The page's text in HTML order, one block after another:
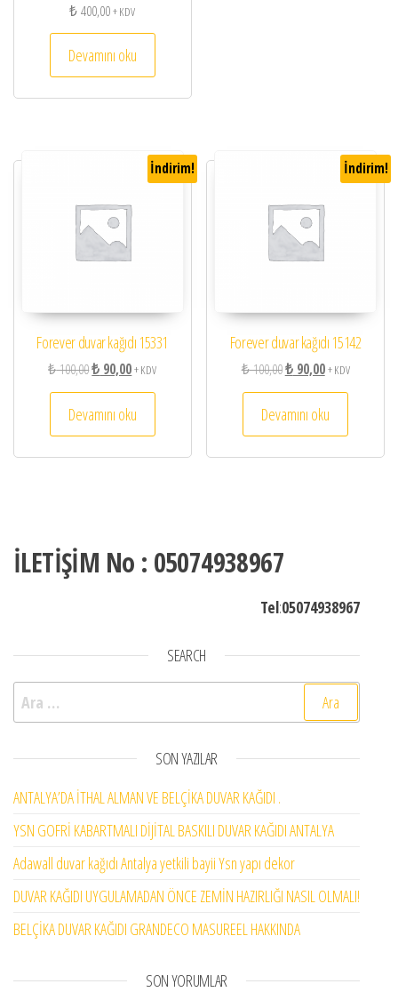
₺400,00+ KDV
Devamını oku
İndirim!
Forever duvar kağıdı 15331
₺100,00Orijinal fiyat: ₺ 100,00.
₺ 90,00Şu andaki fiyat: ₺ 90,00.
+ KDV
Devamını oku
İndirim!
Forever duvar kağıdı 15142
₺100,00Orijinal fiyat: ₺ 100,00.
₺90,00Şu andaki fiyat:
+ KDV
Devamını oku
İLETİŞİM No : 05074938967
Tel:05074938967
SEARCH
Arama:
SON YAZILAR
ANTALYA’DA İTHAL ALMAN VE BELÇİKA DUVAR KAĞIDI .
YSN GOFRİ KABARTMALI DİJİTAL BASKILI DUVAR KAĞIDI ANTALYA
Adawall duvar kağıdı Antalya yetkili bayii Ysn yapı dekor
DUVAR KAĞIDI UYGULAMADAN ÖNCE ZEMİN HAZIRLIĞI NASIL OLMALI!
BELÇİKA DUVAR KAĞIDI GRANDECO MASUREEL HAKKINDA
SON YORUMLAR